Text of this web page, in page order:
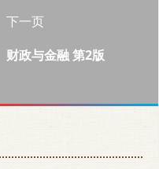
下一页
财政与金融 第2版